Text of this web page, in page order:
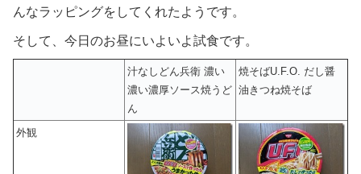
んなラッピングをしてくれたようです。
そして、今日のお昼にいよいよ試食です。
汁なしどん兵衛 濃い
濃い濃厚ソース焼うど
ん
焼そばU.F.O. だし醤
油きつね焼そば
外観